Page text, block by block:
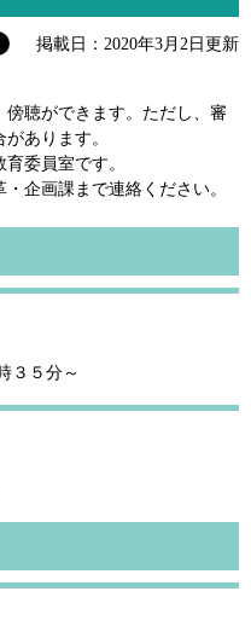
掲載日：2020年3月2日更新
聴ができます。ただし、審
あります。
委員室です。
企画課まで連絡ください。
３５分～